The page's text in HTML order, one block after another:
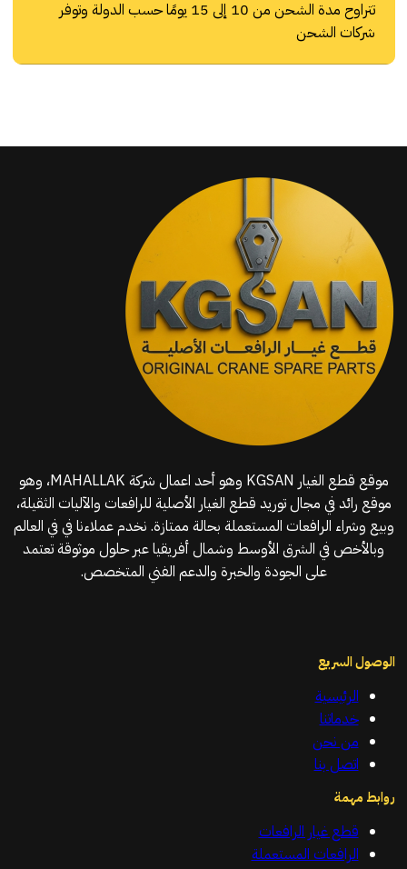
تتراوح مدة الشحن من 10 إلى 15 يومًا حسب الدولة وتوفر
شركات الشحن
موقع قطع الغيار KGSAN وهو أحد اعمال شركة MAHALLAK، وهو
موقع رائد في مجال توريد قطع الغيار الأصلية للرافعات والآليات الثقيلة،
وبيع وشراء الرافعات المستعملة بحالة ممتازة. نخدم عملاءنا في في العالم
وبالأخص في الشرق الأوسط وشمال أفريقيا عبر حلول موثوقة تعتمد
على الجودة والخبرة والدعم الفني المتخصص.
الوصول السريع
الرئيسية
خدماتنا
من نحن
اتصل بنا
روابط مهمة
قطع غيار الرافعات
الرافعات المستعملة